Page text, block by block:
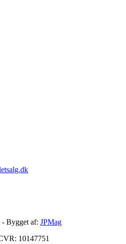
- Bygget af: JPMag
10147751